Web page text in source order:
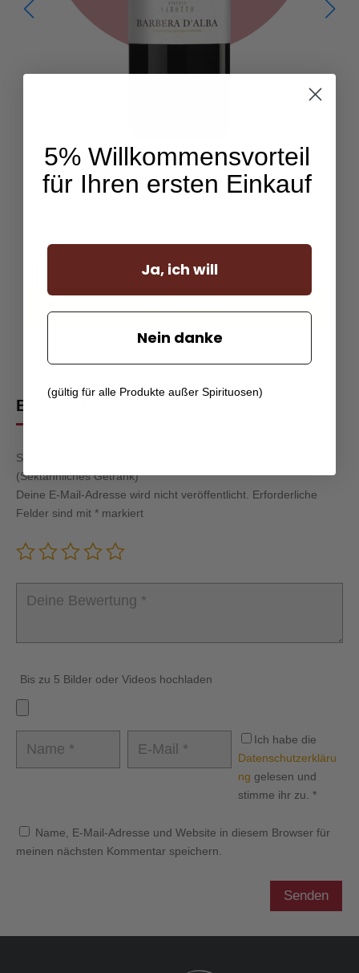
Roberto Sarotto - Barbera d'Alba Elena 2022 –
BEWERTUNGEN
Schreibe die erste Rezension für „Taliha – Rosé Alkoholfrei
(Sektähnliches Getränk)“
Deine E-Mail-Adresse wird nicht veröffentlicht. Erforderliche
Felder sind mit *markiert
Bis zu 5 Bilder oder Videos hochladen
Ich habe die
Datenschutzerkläru
ng gelesen und
stimme ihr zu.
*
Name, E-Mail-Adresse und Website in diesem Browser für
meinen nächsten Kommentar speichern.
Senden
5% Willkommensvorteil
für Ihren ersten Einkauf
Ja, ich will
Nein danke
(gültig für alle Produkte außer Spirituosen)